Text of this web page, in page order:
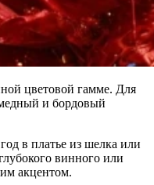
цветовой гамме. Для
и бордовый
в платье из шелка или
винного или
акцентом.